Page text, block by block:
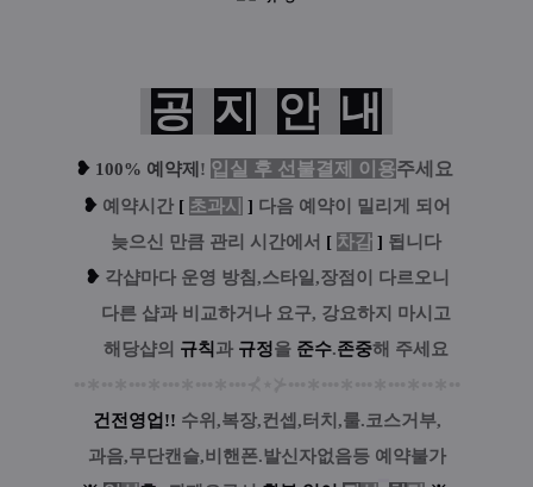
공 지 안 내
❥ 100% 예약제 ! 입실 후 선불결제 이용주세요
❥ 예 약시간 [ 초과시 ] 다음 예약이 밀리게 되어
늦으신 만큼 관리 시간에서 [ 차감 ] 됩니다
❥ 각샵마다 운영 방침,스타일,장점이 다르오니
다른 샵과 비교하거나 요구, 강요하지 마시고
해당샵의 규칙 과 규정을 준수.존중해 주세요
건전영업!! 수위,복장,컨셉,터치,룰.코스거부,
과음,무단캔슬,비핸폰.발신자없음등 예약불가